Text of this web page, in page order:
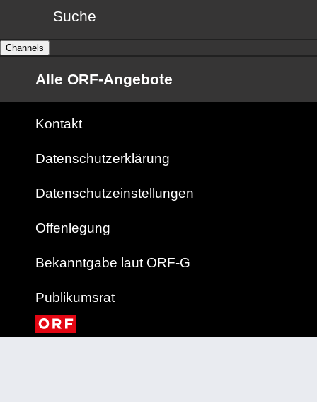
Suche
Channels
Alle ORF-Angebote
Kontakt
Datenschutzerklärung
Datenschutzeinstellungen
Offenlegung
Bekanntgabe laut ORF-G
Publikumsrat